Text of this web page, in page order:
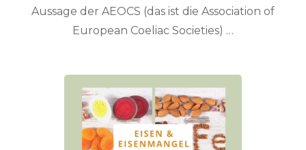
Aussage der AEOCS (das ist die Association of
European Coeliac Societies) …